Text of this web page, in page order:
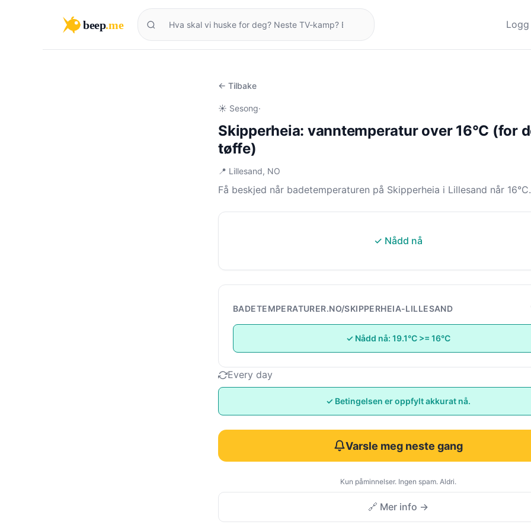
beep.me
← Tilbake
☀️ Sesong·
Skipperheia: vanntemperatur over 16°C (for
tøffe)
📍 Lillesand, NO
Få beskjed når badetemperaturen på Skipperheia i Lillesand når 16°C.
✓ Nådd nå
BADETEMPERATURER.NO/SKIPPERHEIA-LILLESAND
✓ Nådd nå: 19.1°C >= 16°C
Every day
✓ Betingelsen er oppfylt akkurat nå.
Varsle meg neste gang
Kun påminnelser. Ingen spam. Aldri.
🔗 Mer info →